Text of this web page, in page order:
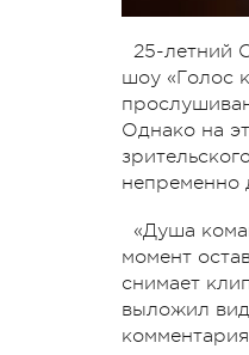
25-летний
шоу «Голос
Однако на
непременно
«Душа
момент
снимает
выложил